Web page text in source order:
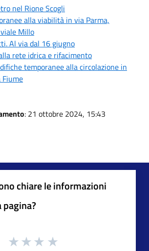
nel Rione Scogli
alla viabilità in via Parma,
Millo
Al via dal 16 giugno
rete idrica e rifacimento
temporanee alla circolazione in
: 21 ottobre 2024, 15:43
chiare le informazioni
pagina?